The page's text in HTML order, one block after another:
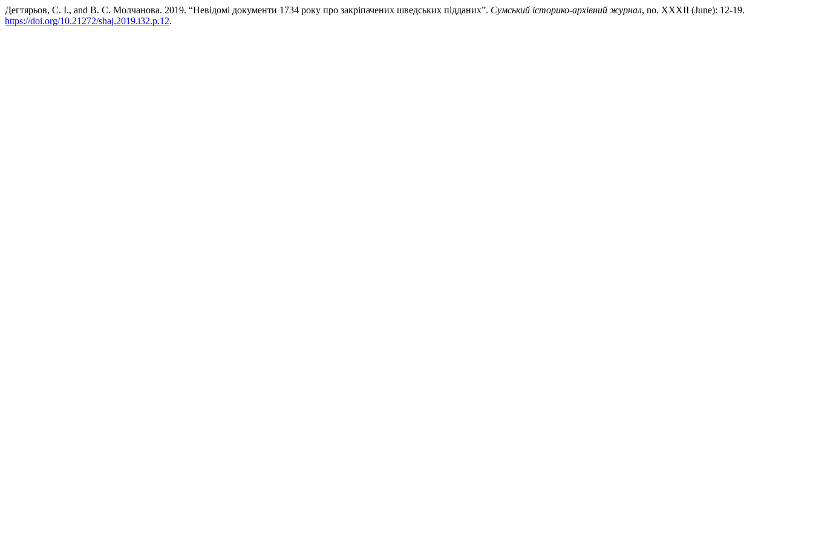
Дегтярьов, С. І., and В. С. Молчанова. 2019. “Невідомі документи 1734 року про закріпачених шведських підданих”. Сумський історико-архівний журнал, no. XXXII (June): 12-19.
https://doi.org/10.21272/shaj.2019.i32.p.12.